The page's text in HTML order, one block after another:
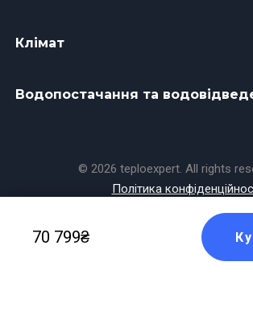
70 799₴
Клімат
Водопостачання та
© 2026 teploexpert. All rights
Політика
Masters